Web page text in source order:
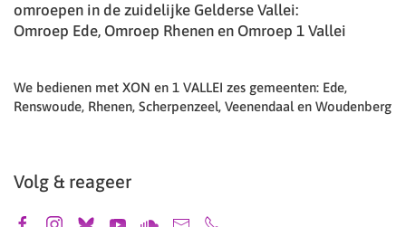
omroepen in de zuidelijke Gelderse Vallei:
Omroep Ede, Omroep Rhenen en Omroep 1 Vallei
We bedienen met XON en 1 VALLEI zes gemeenten: Ede,
Renswoude, Rhenen, Scherpenzeel, Veenendaal en Woudenberg
Volg & reageer